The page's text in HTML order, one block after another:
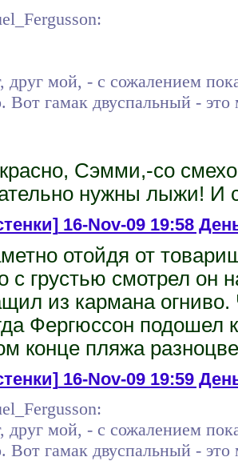
друг мой, - с сожалением
Вот гамак двуспальный -
Сэмми,-со
нужны лыжи! И
16-Nov-09 19:58
отойдя от
с грустью смотрел он
из кармана огниво.
Фергюссон
конце пляжа
16-Nov-09 19:59
друг мой, - с сожалением
Вот гамак двуспальный -